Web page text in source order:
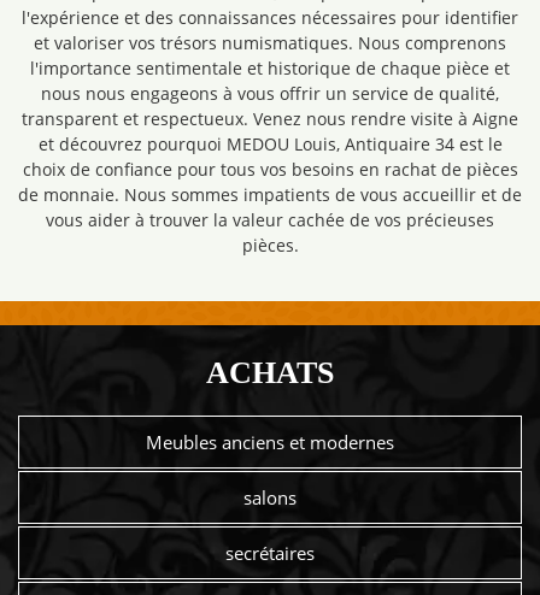
l'expérience et des connaissances nécessaires pour identifier
et valoriser vos trésors numismatiques. Nous comprenons
l'importance sentimentale et historique de chaque pièce et
nous nous engageons à vous offrir un service de qualité,
transparent et respectueux. Venez nous rendre visite à Aigne
et découvrez pourquoi MEDOU Louis, Antiquaire 34 est le
choix de confiance pour tous vos besoins en rachat de pièces
de monnaie. Nous sommes impatients de vous accueillir et de
vous aider à trouver la valeur cachée de vos précieuses
pièces.
ACHATS
Meubles anciens et modernes
salons
secrétaires